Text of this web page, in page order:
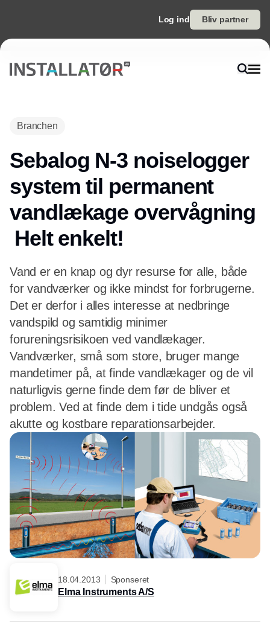
Log ind Bliv partner
Branchen
Sebalog N-3 noiselogger
system til permanent
vandlækage overvågning
 Helt enkelt!
Vand er en knap og dyr resurse for alle, både
for vandværker og ikke mindst for forbrugerne.
Det er derfor i alles interesse at nedbringe
vandspild og samtidig minimer
forureningsrisikoen ved vandlækager.
Vandværker, små som store, bruger mange
mandetimer på, at finde vandlækager og de vil
naturligvis gerne finde dem før de bliver et
problem. Ved at finde dem i tide undgås også
akutte og kostbare reparationsarbejder.
18.04.2013 Sponseret
Elma Instruments A/S